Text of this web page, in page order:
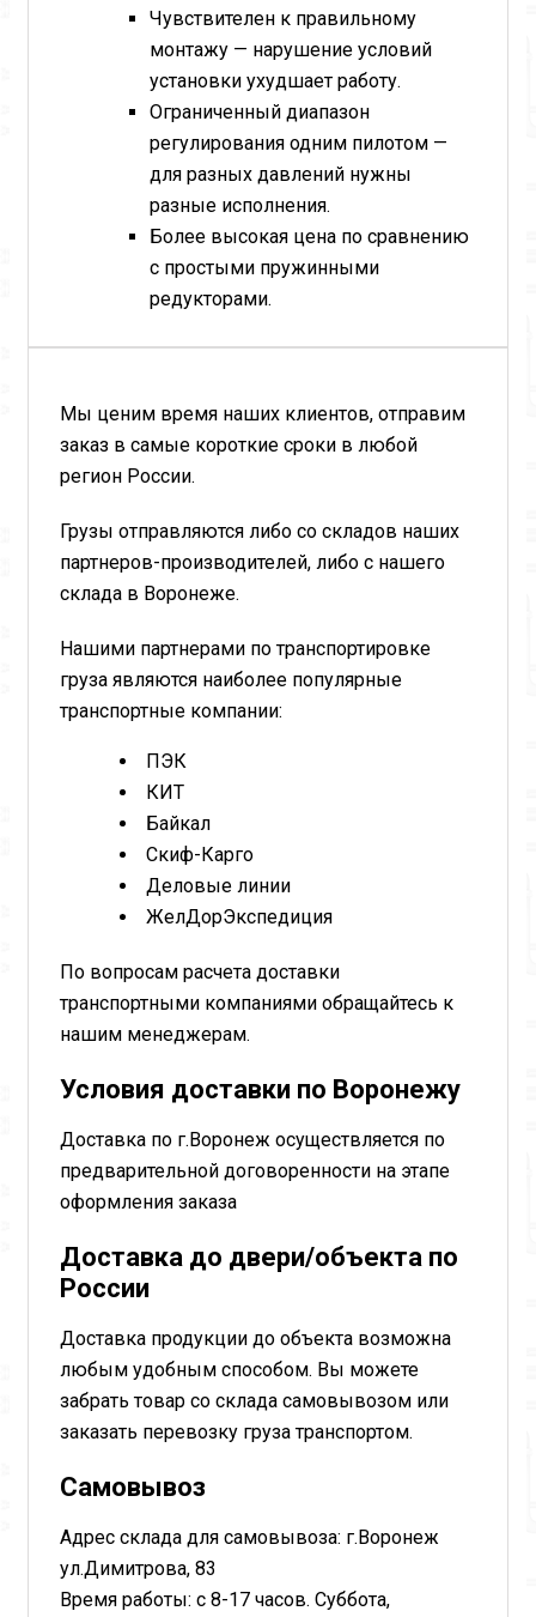
Чувствителен к правильному
монтажу — нарушение условий
установки ухудшает работу.
Ограниченный диапазон
регулирования одним пилотом —
для разных давлений нужны
разные исполнения.
Более высокая цена по сравнению
с простыми пружинными
редукторами.
Мы ценим время наших клиентов, отправим
заказ в самые короткие сроки в любой
регион России.
Грузы отправляются либо со складов наших
партнеров-производителей, либо с нашего
склада в Воронеже.
Нашими партнерами по транспортировке
груза являются наиболее популярные
транспортные компании:
ПЭК
КИТ
Байкал
Скиф-Карго
Деловые линии
ЖелДорЭкспедиция
По вопросам расчета доставки
транспортными компаниями обращайтесь к
нашим менеджерам.
Условия доставки по Воронежу
Доставка по г.Воронеж осуществляется по
предварительной договоренности на этапе
оформления заказа
Доставка до двери/объекта по
России
Доставка продукции до объекта возможна
любым удобным способом. Вы можете
забрать товар со склада самовывозом или
заказать перевозку груза транспортом.
Самовывоз
Адрес склада для самовывоза: г.Воронеж
ул.Димитрова, 83
Время работы: с 8-17 часов. Суббота,